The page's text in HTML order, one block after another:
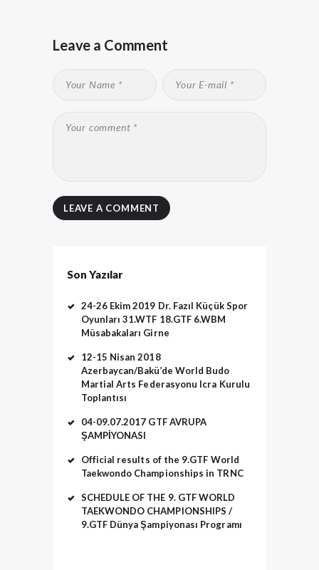
Leave a Comment
Son Yazılar
24-26 Ekim 2019 Dr. Fazıl Küçük Spor
Oyunları 31.WTF 18.GTF 6.WBM
Müsabakaları Girne
12-15 Nisan 2018
Azerbaycan/Bakü’de World Budo
Martial Arts Federasyonu Icra Kurulu
Toplantısı
04-09.07.2017 GTF AVRUPA
ŞAMPİYONASI
Official results of the 9.GTF World
Taekwondo Championships in TRNC
SCHEDULE OF THE 9. GTF WORLD
TAEKWONDO CHAMPIONSHIPS /
9.GTF Dünya Şampiyonası Programı